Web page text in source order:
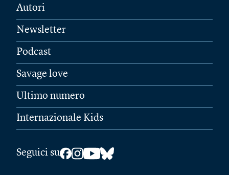
Autori
Newsletter
Podcast
Savage love
Ultimo numero
Internazionale Kids
Seguici su